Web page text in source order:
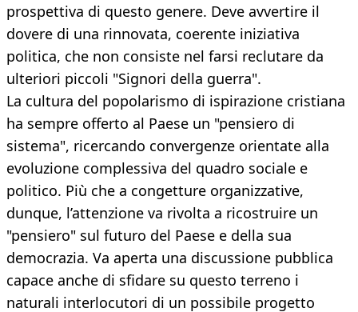
prospettiva di questo genere. Deve avvertire il
dovere di una rinnovata, coerente iniziativa
politica, che non consiste nel farsi reclutare da
ulteriori piccoli "Signori della guerra".
La cultura del popolarismo di ispirazione cristiana
ha sempre offerto al Paese un "pensiero di
sistema", ricercando convergenze orientate alla
evoluzione complessiva del quadro sociale e
politico. Più che a congetture organizzative,
dunque, l’attenzione va rivolta a ricostruire un
"pensiero" sul futuro del Paese e della sua
democrazia. Va aperta una discussione pubblica
capace anche di sfidare su questo terreno i
naturali interlocutori di un possibile progetto